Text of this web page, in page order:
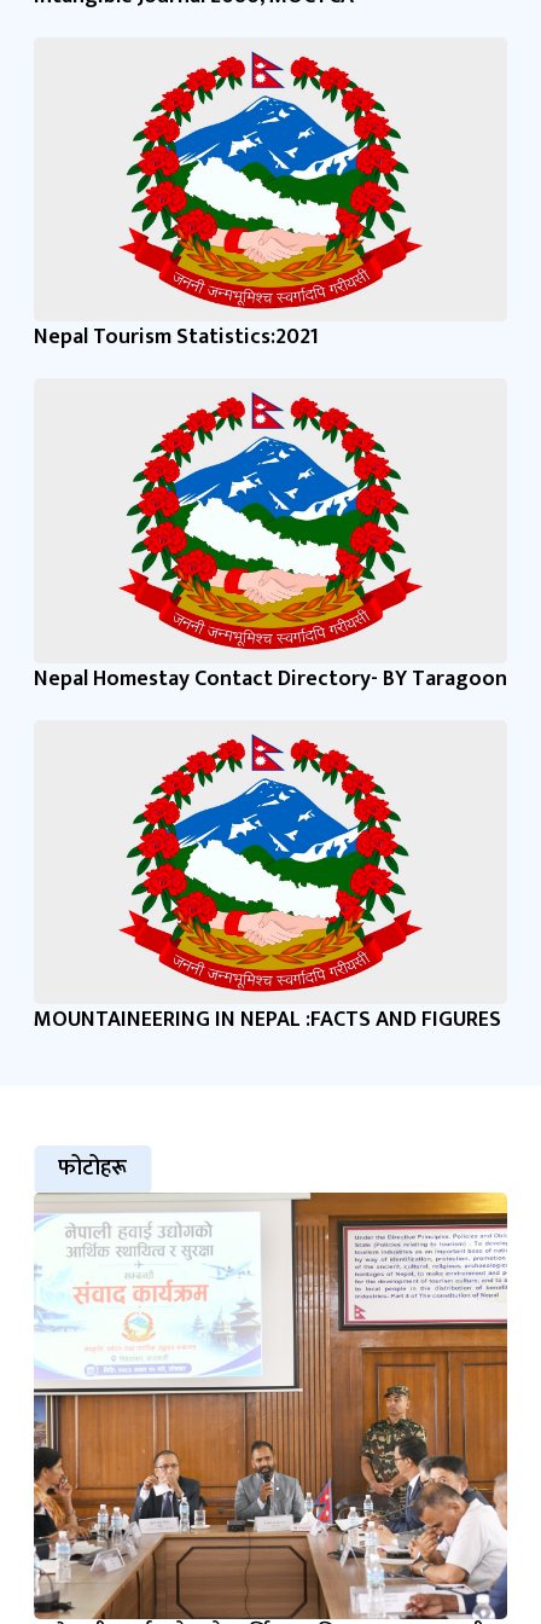
Nepal Tourism Statistics:2021
Nepal Homestay Contact Directory- BY Taragoon
MOUNTAINEERING IN NEPAL :FACTS AND FIGURES
फोटोहरू